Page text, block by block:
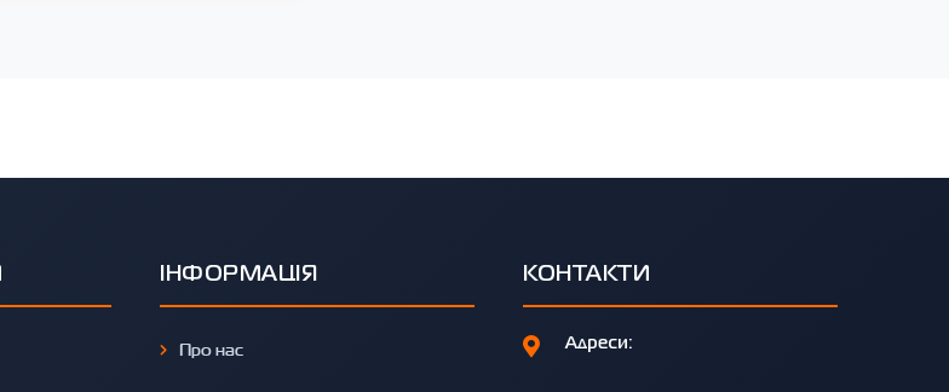
ІНФОРМАЦІЯ
Про нас
КОНТАКТИ
Адреси: